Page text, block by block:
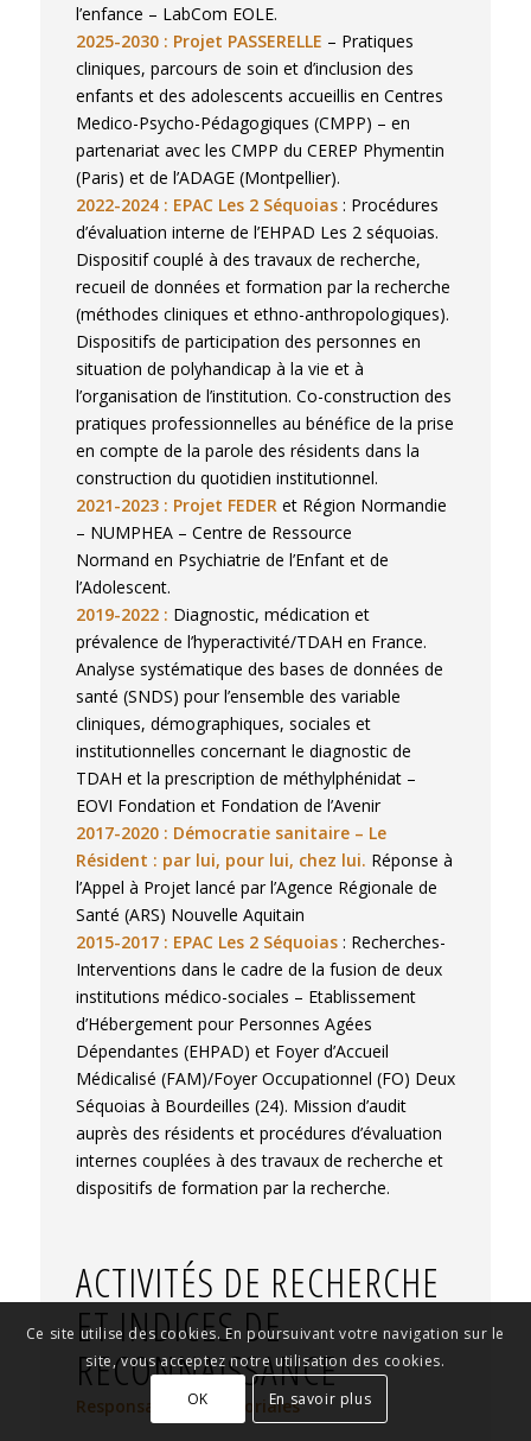
l’enfance – LabCom EOLE.
2025-2030 : Projet PASSERELLE – Pratiques
cliniques, parcours de soin et d’inclusion des
enfants et des adolescents accueillis en Centres
Medico-Psycho-Pédagogiques (CMPP) – en
partenariat avec les CMPP du CEREP Phymentin
(Paris) et de l’ADAGE (Montpellier).
2022-2024 : EPAC Les 2 Séquoias: Procédures
d’évaluation interne de l’EHPAD Les 2 séquoias.
Dispositif couplé à des travaux de recherche,
recueil de données et formation par la recherche
(méthodes cliniques et ethno-anthropologiques).
Dispositifs de participation des personnes en
situation de polyhandicap à la vie et à
l’organisation de l’institution. Co-construction des
pratiques professionnelles au bénéfice de la prise
en compte de la parole des résidents dans la
construction du quotidien institutionnel.
2021-2023 : Projet FEDER et Région Normandie
– NUMPHEA – Centre de Ressource
Normand en Psychiatrie de l’Enfant et de
l’Adolescent.
2019-2022 : Diagnostic, médication et
prévalence de l’hyperactivité/TDAH en France.
Analyse systématique des bases de données de
santé (SNDS) pour l’ensemble des variable
cliniques, démographiques, sociales et
institutionnelles concernant le diagnostic de
TDAH et la prescription de méthylphénidat –
EOVI Fondation et Fondation de l’Avenir
2017-2020 : Démocratie sanitaire – Le
Résident : par lui, pour lui, chez lui. Réponse à
l’Appel à Projet lancé par l’Agence Régionale de
Santé (ARS) Nouvelle Aquitain
2015-2017 : EPAC Les 2 Séquoias: Recherches-
Interventions dans le cadre de la fusion de deux
institutions médico-sociales – Etablissement
d’Hébergement pour Personnes Agées
Dépendantes (EHPAD) et Foyer d’Accueil
Médicalisé (FAM)/Foyer Occupationnel (FO) Deux
Séquoias à Bourdeilles (24). Mission d’audit
auprès des résidents et procédures d’évaluation
internes couplées à des travaux de recherche et
dispositifs de formation par la recherche.
ACTIVITÉS DE RECHERCHE
ET INDICES DE
RECONNAISSANCE
Responsabilités éditoriales
Ce site utilise des cookies. En poursuivant votre navigation sur le
site, vous acceptez notre utilisation des cookies.
OK
En savoir plus